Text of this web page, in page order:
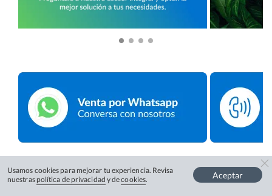
Usamos cookies para mejorar tu experiencia. Revisa
nuestras política de privacidad y decookies. Aceptar